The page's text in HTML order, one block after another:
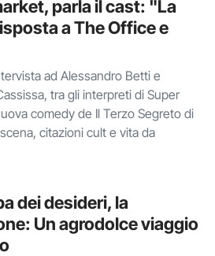
parla il cast: "La
a The Office e
ad Alessandro Betti e
tra gli interpreti di Super
comedy de Il Terzo Segreto di
citazioni cult e vita da
dei desideri, la
Un agrodolce viaggio